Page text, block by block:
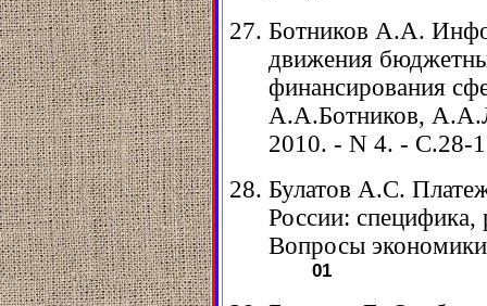
Ботников А.А.
движения
финансирования
А.А.Ботников,
2010. - N 4. - С.28-
Булатов А.С.
России: специфика,
Вопросы
01